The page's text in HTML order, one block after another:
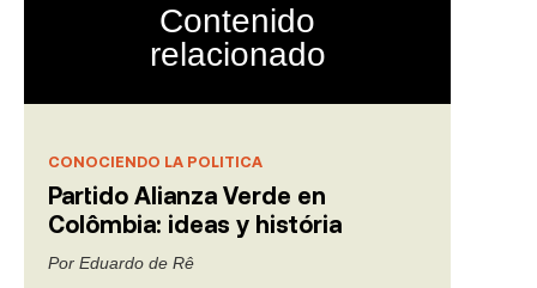
Contenido
relacionado
CONOCIENDO LA POLITICA
Partido Alianza Verde en
Colômbia: ideas y história
Por Eduardo de Rê